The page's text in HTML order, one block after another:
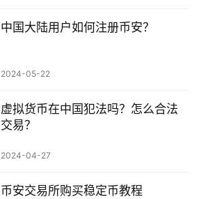
中国大陆用户如何注册币安？
2024-05-22
虚拟货币在中国犯法吗？怎么合法
交易？
2024-04-27
币安交易所购买稳定币教程